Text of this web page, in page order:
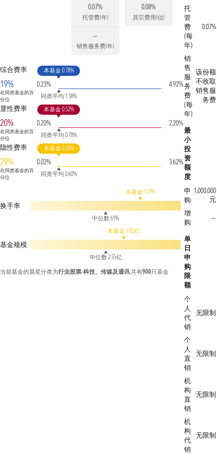
0.07%
托管费(年)
—
销售服务费(年)
0.08%
其它费用(估)
综合费率
19%
在同类基金的百
分位
0.23%
本基金 0.78%
同类平均 1.38%
4.92%
显性费率
20%
在同类基金的百
分位
0.20%
本基金 0.52%
同类平均 0.78%
2.20%
隐性费率
29%
在同类基金的百
分位
0.02%
本基金 0.26%
同类平均 0.60%
3.62%
换手率
本基金 177%
中位数 61%
基金规模
本基金 3.82亿
中位数 2.55亿
当前基金的晨星分类为行业股票-科技、传媒及通讯共有900只基金
托
管
费
(每
年)
0.07%
销
售
服
务
费
(每
年)
该份额
不收取
销售服
务费
最
小
投
资
额
度
申
购
1,000,000
元
增
购
—
单
日
申
购
限
额
个
人
代
销
无限制
个
人
直
销
无限制
机
构
直
销
无限制
机
构
代
销
无限制